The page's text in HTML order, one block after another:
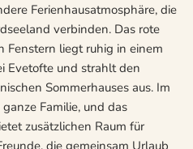
Ferienhausatmosphäre, die
verbinden. Das rote
Fenstern liegt ruhig in einem
Evetofte und strahlt den
Sommerhauses aus. Im
Familie, und das
zusätzlichen Raum für